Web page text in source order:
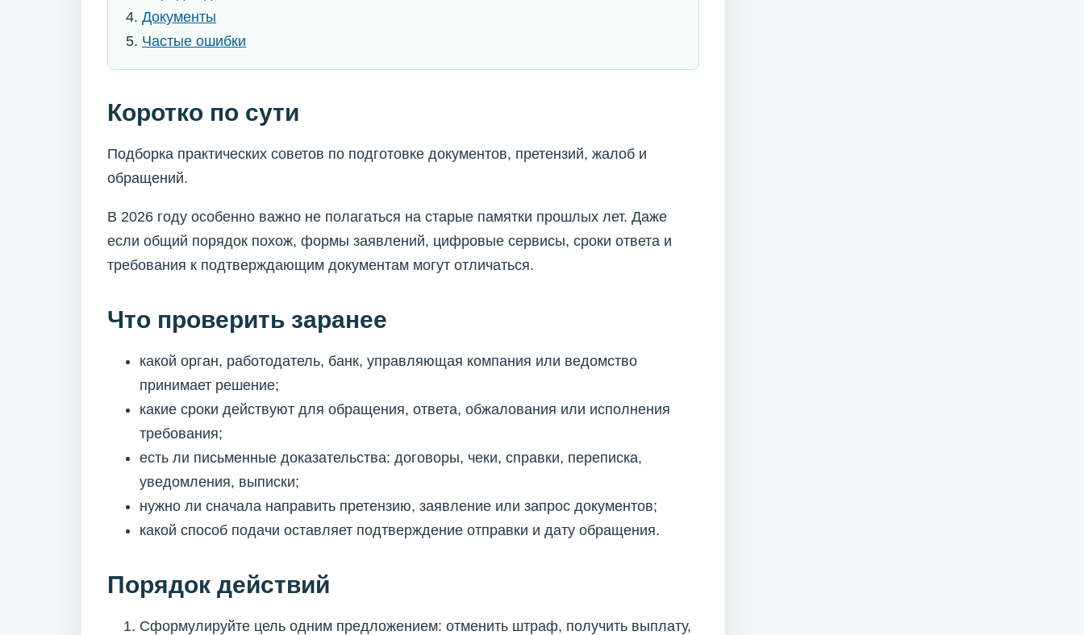
Документы
Частые ошибки
Коротко по сути
Подборка практических советов по подготовке документов, претензий, жалоб и
обращений.
В 2026 году особенно важно не полагаться на старые памятки прошлых лет. Даже
если общий порядок похож, формы заявлений, цифровые сервисы, сроки ответа и
требования к подтверждающим документам могут отличаться.
Что проверить заранее
какой орган, работодатель, банк, управляющая компания или ведомство
принимает решение;
какие сроки действуют для обращения, ответа, обжалования или исполнения
требования;
есть ли письменные доказательства: договоры, чеки, справки, переписка,
уведомления, выписки;
нужно ли сначала направить претензию, заявление или запрос документов;
какой способ подачи оставляет подтверждение отправки и дату обращения.
Порядок действий
Сформулируйте цель одним предложением: отменить штраф, получить выплату,